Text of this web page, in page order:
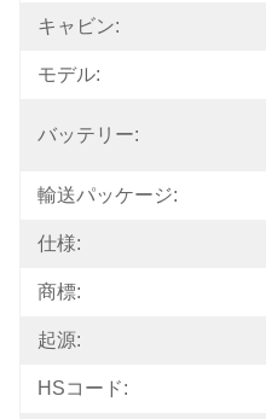
キャビン:
モデル:
バッテリー:
輸送パッケージ:
仕様:
商標:
起源:
HSコード: